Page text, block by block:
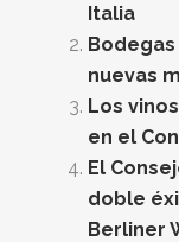
Italia
nuevas
Los
en el
El
doble
Berliner